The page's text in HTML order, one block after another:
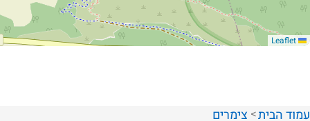
עמוד הבית צימרים